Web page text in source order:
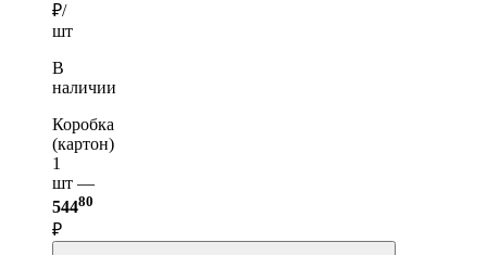
₽/
шт
В
наличии
Коробка
(картон)
1
шт —
54480
₽